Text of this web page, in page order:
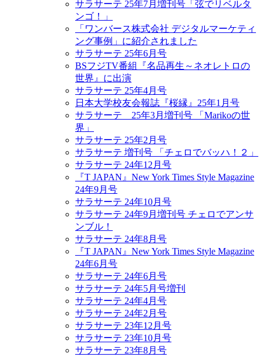
サラサーテ 25年7月増刊号「弦でリベルタ
ンゴ！」
「ワンバース株式会社 デジタルマーケティ
ング事例」に紹介されました
サラサーテ 25年6月号
BSフジTV番組『名品再生～ネオレトロの
世界』に出演
サラサーテ 25年4月号
日本大学校友会報誌『桜縁』25年1月号
サラサーテ 25年3月増刊号 「Marikoの世
界」
サラサーテ 25年2月号
サラサーテ 増刊号 「チェロでバッハ！２」
サラサーテ 24年12月号
『T JAPAN』New York Times Style Magazine
24年9月号
サラサーテ 24年10月号
サラサーテ 24年9月増刊号 チェロでアンサ
ンブル！
サラサーテ 24年8月号
『T JAPAN』New York Times Style Magazine
24年6月号
サラサーテ 24年6月号
サラサーテ 24年5月号増刊
サラサーテ 24年4月号
サラサーテ 24年2月号
サラサーテ 23年12月号
サラサーテ 23年10月号
サラサーテ 23年8月号